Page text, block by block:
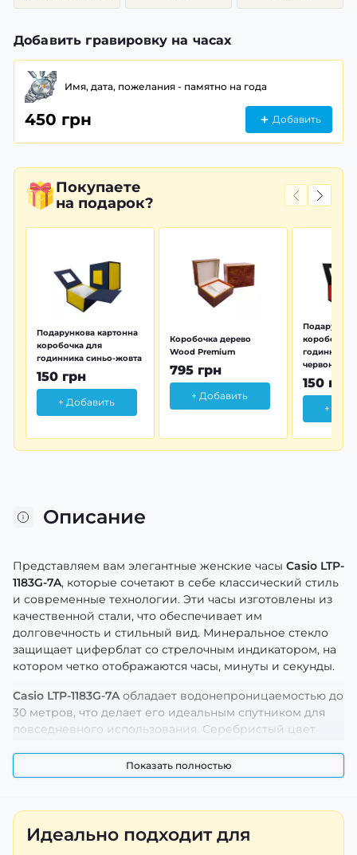
Добавить гравировку на часах
Имя, дата, пожелания - памятно на года
450 грн Добавить
Покупаете
на подарок?
Подарункова картонна
коробочка для
годинника синьо-жовта
150 грн
+ Добавить
Коробочка дерево
Wood Premium
795 грн
+ Добавить
коробочка
годинника
червона
150 грн
+
Описание
Представляем вам элегантные женские часы Casio LTP-
1183G-7A, которые сочетают в себе классический стиль
и современные технологии. Эти часы изготовлены из
качественной стали, что обеспечивает им
долговечность и стильный вид. Минеральное стекло
защищает циферблат со стрелочным индикатором, на
котором четко отображаются часы, минуты и секунды.
Casio LTP-1183G-7Aобладает водонепроницаемостью до
30 метров, что делает его идеальным спутником для
повседневного использования. Серебристый цвет
подходя к любому образу. Эти часы также оборудованы
удобным браслетом, который легко регулируется под
Купив
стильный аксессуар, но и надежного помощника на
Показать полностью
Идеально подходит для